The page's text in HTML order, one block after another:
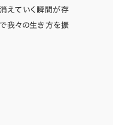
えていく瞬間が存
我々の生き方を振